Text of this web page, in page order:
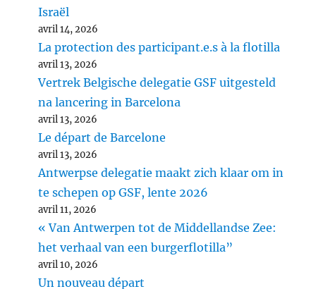
Israël
avril 14, 2026
La protection des participant.e.s à la flotilla
avril 13, 2026
Vertrek Belgische delegatie GSF uitgesteld
na lancering in Barcelona
avril 13, 2026
Le départ de Barcelone
avril 13, 2026
Antwerpse delegatie maakt zich klaar om in
te schepen op GSF, lente 2026
avril 11, 2026
« Van Antwerpen tot de Middellandse Zee:
het verhaal van een burgerflotilla”
avril 10, 2026
Un nouveau départ